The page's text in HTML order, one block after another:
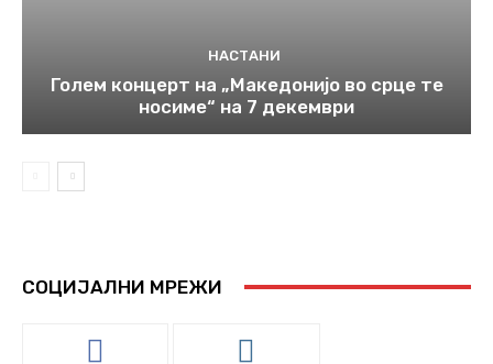
НАСТАНИ
Голем концерт на „Македонијо во срце те
носиме“ на 7 декември
СОЦИЈАЛНИ МРЕЖИ